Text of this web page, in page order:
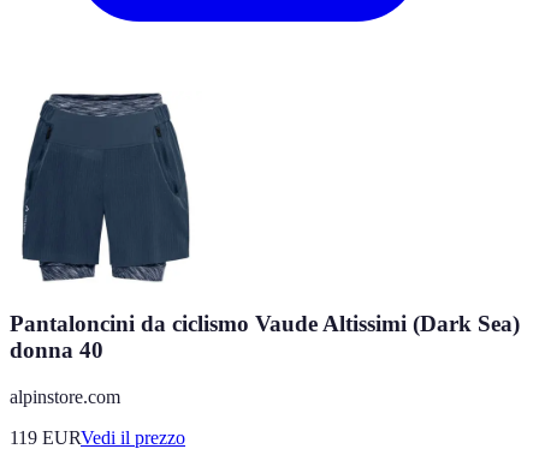
Pantaloncini da ciclismo Vaude Altissimi (Dark Sea)
donna 40
alpinstore.com
119 EURVedi il prezzo